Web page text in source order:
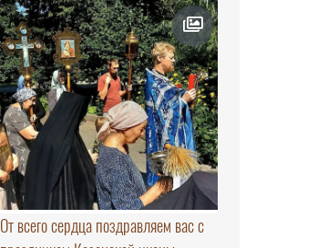
От всего сердца поздравляем вас с